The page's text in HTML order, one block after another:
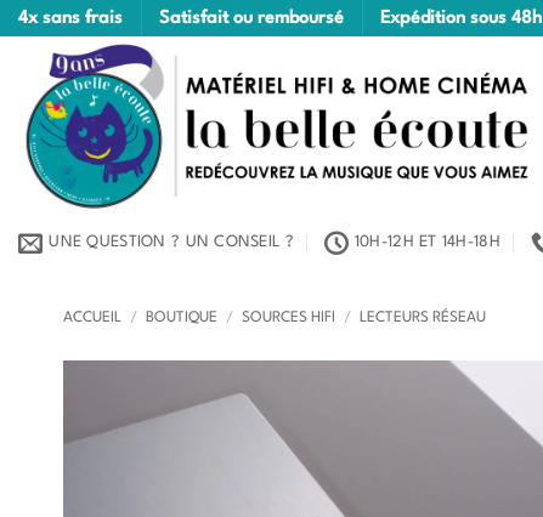
Passer
contenu
4x sans frais Satisfait ou remboursé Expédition sous 48h
UNE QUESTION ? UN CONSEIL ? 10H-12H ET 14H-18H
ACCUEIL / BOUTIQUE / SOURCES HIFI / LECTEURS RÉSEAU